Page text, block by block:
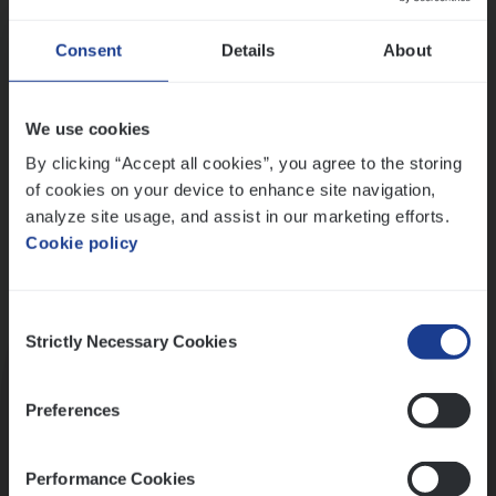
Consent Details About
We use cookies
By clicking “Accept all cookies”, you agree to the storing
of cookies on your device to enhance site navigation,
analyze site usage, and assist in our marketing efforts.
Cookie policy
Selection
Strictly Necessary Cookies
Preferences
Performance Cookies
Ons sollicitatieproces